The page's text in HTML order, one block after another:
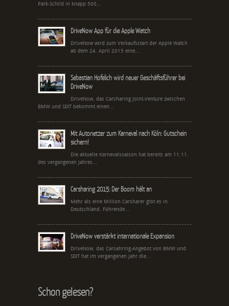
Park-Schild in knapp 500...
DriveNow App für die Apple Watch
DriveNow wird zum Verkaufsstart der Apple Watch
ab dem 24. April 2015 eine...
Sebastian Hofelich wird neuer Geschäftsführer bei
DriveNow
DriveNow, das Carsharing Joint-Venture zwischen
BMW und SIXT bekommt einen...
Mit Autonetzer zum Karneval nach Köln: Gutschein
sichern!
Die aktuelle Karnevalssaison hat bereits am 11.11.
des vergangenen Jahres...
Carsharing 2015: Der Boom hält an
Mehr als eine Million Carsharer gibt es in
Deutschland. Führende...
DriveNow verstärkt internationale Expansion
DriveNow, das Carsahring-Angebot von BMW und
SIXT hat im vergangenen Jahr die...
Schon gelesen?